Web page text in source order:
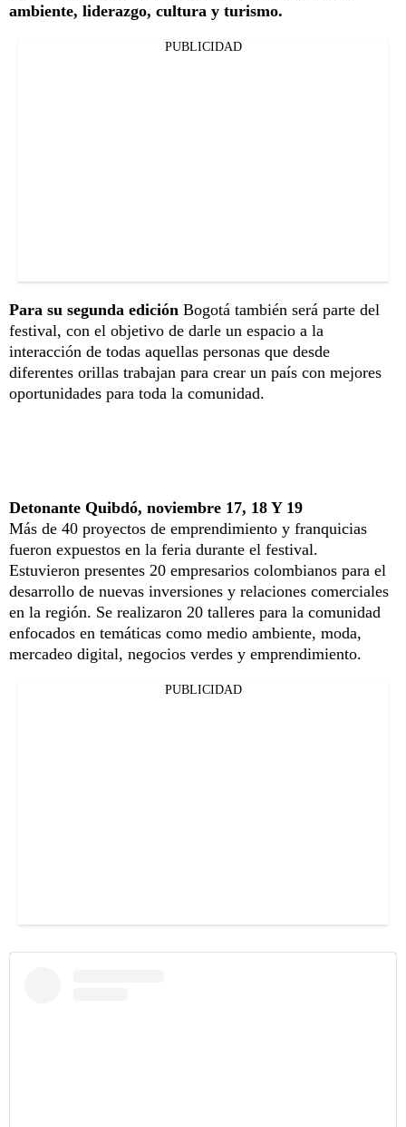
ambiente, liderazgo, cultura y turismo.
PUBLICIDAD
Para su segunda edición Bogotá también será parte del
festival, con el objetivo de darle un espacio a la
interacción de todas aquellas personas que desde
diferentes orillas trabajan para crear un país con mejores
oportunidades para toda la comunidad.
Detonante Quibdó, noviembre 17, 18 Y 19
Más de 40 proyectos de emprendimiento y franquicias
fueron expuestos en la feria durante el festival.
Estuvieron presentes 20 empresarios colombianos para el
desarrollo de nuevas inversiones y relaciones comerciales
en la región. Se realizaron 20 talleres para la comunidad
enfocados en temáticas como medio ambiente, moda,
mercadeo digital, negocios verdes y emprendimiento.
PUBLICIDAD